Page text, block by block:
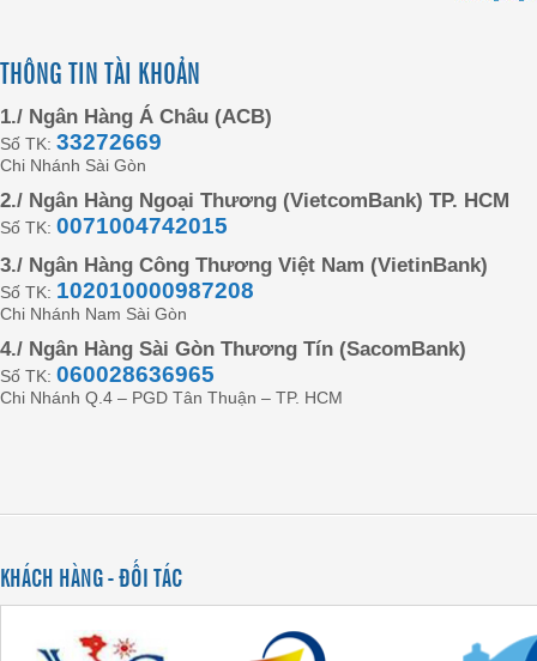
THÔNG TIN TÀI KHOẢN
1./ Ngân Hàng Á Châu (ACB)
Số TK: 33272669
Chi Nhánh Sài Gòn
2./ Ngân Hàng Ngoại Thương (VietcomBank) TP. HCM
Số TK: 0071004742015
3./ Ngân Hàng Công Thương Việt Nam (VietinBank)
Số TK: 102010000987208
Chi Nhánh Nam Sài Gòn
4./ Ngân Hàng Sài Gòn Thương Tín (SacomBank)
Số TK: 060028636965
Chi Nhánh Q.4 – PGD Tân Thuận – TP. HCM
KHÁCH HÀNG - ĐỐI TÁC